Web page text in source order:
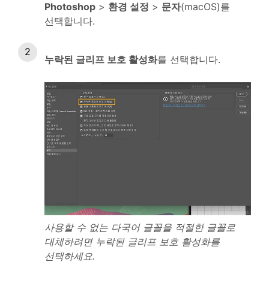
Photoshop > 환경 설정 > 문자(macOS)를
선택합니다.
누락된 글리프 보호 활성화를 선택합니다.
사용할 수 없는 다국어 글꼴을 적절한 글꼴로
대체하려면 누락된 글리프 보호 활성화를
선택하세요.